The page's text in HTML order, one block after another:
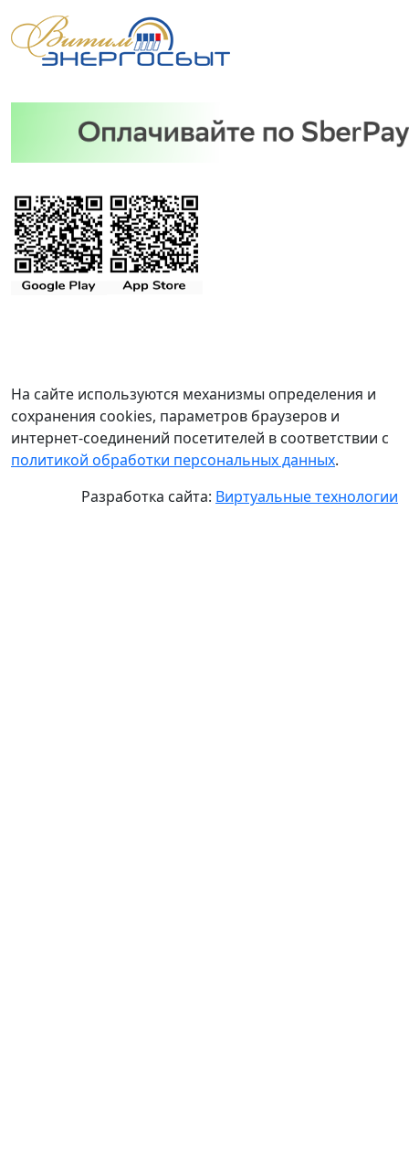
На сайте используются механизмы определения и
сохранения cookies, параметров браузеров и
интернет-соединений посетителей в соответствии с
политикой обработки персональных данных.
Разработка сайта: Виртуальные технологии